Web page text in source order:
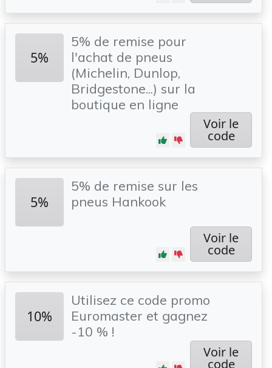
5%
5% de remise pour
l'achat de pneus
(Michelin, Dunlop,
Bridgestone...) sur la
boutique en ligne
Voir le
code
5%
5% de remise sur les
pneus Hankook
Voir le
code
10%
Utilisez ce code promo
Euromaster et gagnez
-10 % !
Voir le
code